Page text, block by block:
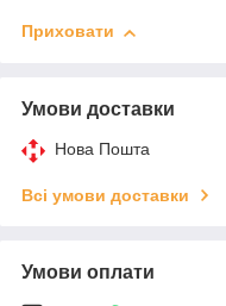
Приховати
Умови доставки
Нова Пошта
Всі умови доставки
Умови оплати